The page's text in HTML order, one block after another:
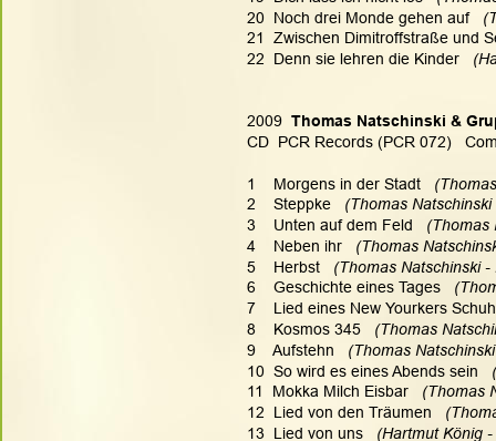
20  Noch drei Monde gehen auf
21  Zwischen Dimitroffstraße und
22  Denn sie lehren die Kinder
2009
Thomas Natschinski &
CD  PCR Records (PCR 072)
1    Morgens in der Stadt
2    Steppke
(Thomas
3    Unten auf dem Feld (Thomas
4    Neben ihr
(Thomas
5    Herbst
(Thomas Natschinski
6    Geschichte eines Tages
7    Lied eines New Yourkers
8    Kosmos 345 (Thomas
9    Aufstehn (Thomas
10  So wird es eines Abends sein
11  Mokka Milch Eisbar (Thomas
12  Lied von den Träumen
13  Lied von uns
(Hartmut König